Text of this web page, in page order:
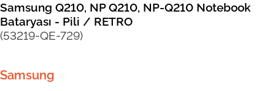
Samsung Q210, NP Q210, NP-Q210 Notebook
Bataryası - Pili / RETRO
(53219-QE-729)
Samsung